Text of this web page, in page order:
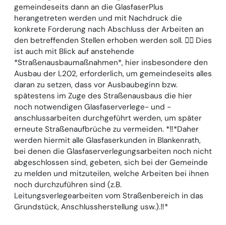
gemeindeseits dann an die GlasfaserPlus
herangetreten werden und mit Nachdruck die
konkrete Forderung nach Abschluss der Arbeiten an
den betreffenden Stellen erhoben werden soll. ☝🏻 Dies
ist auch mit Blick auf anstehende
*Straßenausbaumaßnahmen*, hier insbesondere den
Ausbau der L202, erforderlich, um gemeindeseits alles
daran zu setzen, dass vor Ausbaubeginn bzw.
spätestens im Zuge des Straßenausbaus die hier
noch notwendigen Glasfaserverlege- und -
anschlussarbeiten durchgeführt werden, um später
erneute Straßenaufbrüche zu vermeiden. *‼️*Daher
werden hiermit alle Glasfaserkunden in Blankenrath,
bei denen die Glasfaserverlegungsarbeiten noch nicht
abgeschlossen sind, gebeten, sich bei der Gemeinde
zu melden und mitzuteilen, welche Arbeiten bei ihnen
noch durchzuführen sind (z.B.
Leitungsverlegearbeiten vom Straßenbereich in das
Grundstück, Anschlussherstellung usw.).‼️*